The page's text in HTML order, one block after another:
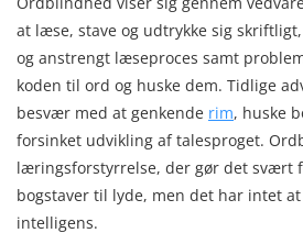
at læse, stave og udtrykke sig
og anstrengt læseproces samt
koden til ord og huske dem. Tidlige
besvær med at genkende rim, huske
forsinket udvikling af talesproget.
læringsforstyrrelse, der gør det svært
bogstaver til lyde, men det har intet
intelligens.